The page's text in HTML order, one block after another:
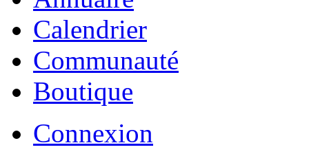
Calendrier
Communauté
Boutique
Connexion